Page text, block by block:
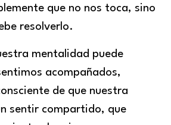
que no nos toca, sino
resolverlo.
mentalidad puede
acompañados,
de que nuestra
sentir compartido, que